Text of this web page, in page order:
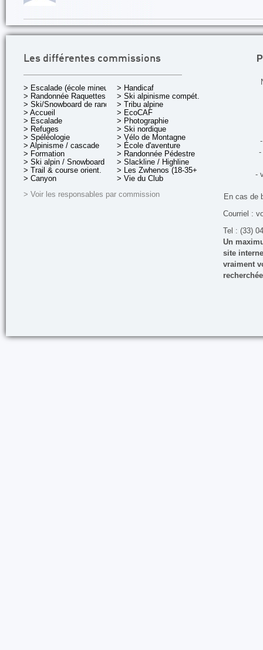
Les différentes commissions
> Escalade (école mineurs)
> Randonnée Raquettes
> Ski/Snowboard de rando.
> Accueil
> Escalade
> Refuges
> Spéléologie
> Alpinisme / cascade
> Formation
> Ski alpin / Snowboard
> Trail & course orient.
> Canyon
> Handicaf
> Ski alpinisme compét.
> Tribu alpine
> EcoCAF
> Photographie
> Ski nordique
> Vélo de Montagne
> École d'aventure
> Randonnée Pédestre
> Slackline / Highline
> Les Zwhenos (18-35+ ans)
> Vie du Club
> Voir les responsables par commission
-
-
En cas de
Courriel :
Tel : (33)
Un
site
vraiment